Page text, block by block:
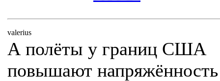
valerius
А полёты у границ США
повышают